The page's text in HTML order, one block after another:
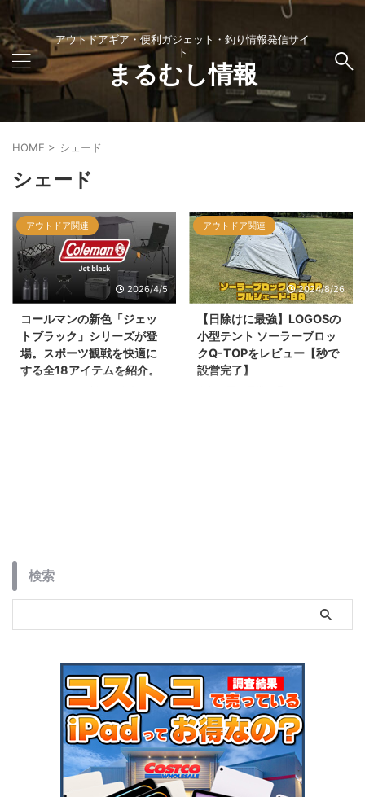
アウトドアギア・便利ガジェット・釣り情報発信サイ
ト
まるむし情報
HOME > シェード
シェード
アウトドア関連
2026/4/5
コールマンの新色「ジェッ
トブラック」シリーズが登
場。スポーツ観戦を快適に
する全18アイテムを紹介。
アウトドア関連
2024/8/26
【日除けに最強】LOGOSの
小型テント ソーラーブロッ
クQ-TOPをレビュー【秒で
設営完了】
検索